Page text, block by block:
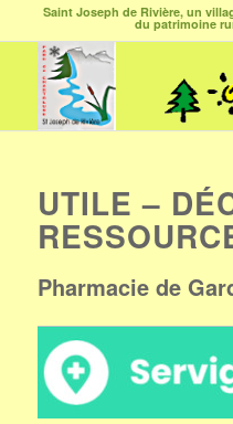
Saint Joseph de Rivière, un
du patrimoine
UTILE –
Pharmacie de